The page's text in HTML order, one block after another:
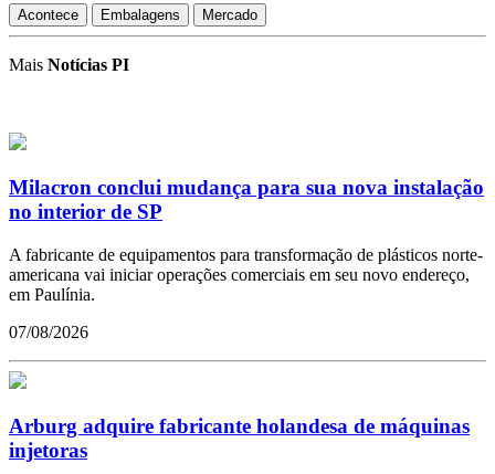
Acontece Embalagens Mercado
Mais Notícias PI
Milacron conclui mudança para sua nova instalação
no interior de SP
A fabricante de equipamentos para transformação de plásticos norte-
americana vai iniciar operações comerciais em seu novo endereço,
em Paulínia.
07/08/2026
Arburg adquire fabricante holandesa de máquinas
injetoras